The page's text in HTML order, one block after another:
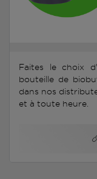
Faites le choix
bouteille de
dans nos
et à toute heure.